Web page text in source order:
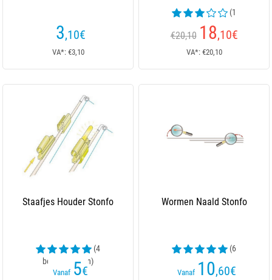
3,10€
VA*: €3,10
(1
beoordelingen)
€20,10 18,10€
VA*: €20,10
Staafjes Houder Stonfo
(4
beoordelingen)
Vanaf 5€
Wormen Naald Stonfo
(6
beoordelingen)
Vanaf 10,60€